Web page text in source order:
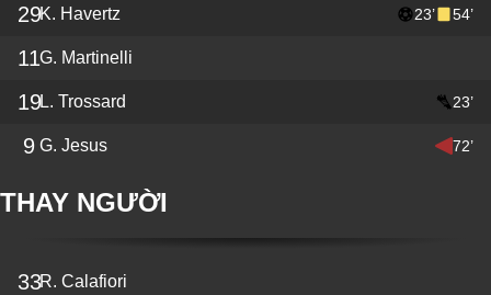
29K. Havertz 23’ 54’
11G. Martinelli
19L. Trossard 23’
9 G. Jesus 72’
THAY NGƯỜI
33R. Calafiori